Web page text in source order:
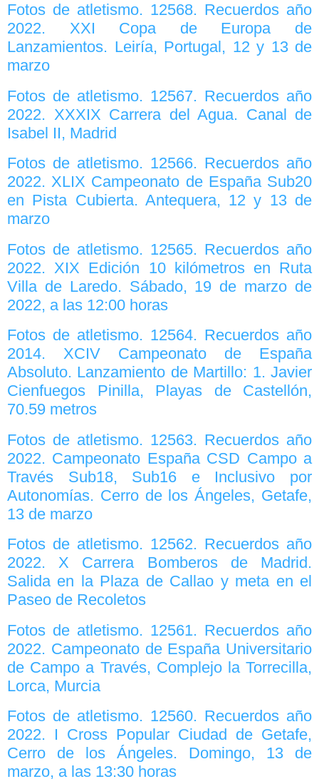
Fotos de atletismo. 12568. Recuerdos año
2022. XXI Copa de Europa de
Lanzamientos. Leiría, Portugal, 12 y 13 de
marzo
Fotos de atletismo. 12567. Recuerdos año
2022. XXXIX Carrera del Agua. Canal de
Isabel II, Madrid
Fotos de atletismo. 12566. Recuerdos año
2022. XLIX Campeonato de España Sub20
en Pista Cubierta. Antequera, 12 y 13 de
marzo
Fotos de atletismo. 12565. Recuerdos año
2022. XIX Edición 10 kilómetros en Ruta
Villa de Laredo. Sábado, 19 de marzo de
2022, a las 12:00 horas
Fotos de atletismo. 12564. Recuerdos año
2014. XCIV Campeonato de España
Absoluto. Lanzamiento de Martillo: 1. Javier
Cienfuegos Pinilla, Playas de Castellón,
70.59 metros
Fotos de atletismo. 12563. Recuerdos año
2022. Campeonato España CSD Campo a
Través Sub18, Sub16 e Inclusivo por
Autonomías. Cerro de los Ángeles, Getafe,
13 de marzo
Fotos de atletismo. 12562. Recuerdos año
2022. X Carrera Bomberos de Madrid.
Salida en la Plaza de Callao y meta en el
Paseo de Recoletos
Fotos de atletismo. 12561. Recuerdos año
2022. Campeonato de España Universitario
de Campo a Través, Complejo la Torrecilla,
Lorca, Murcia
Fotos de atletismo. 12560. Recuerdos año
2022. I Cross Popular Ciudad de Getafe,
Cerro de los Ángeles. Domingo, 13 de
marzo, a las 13:30 horas